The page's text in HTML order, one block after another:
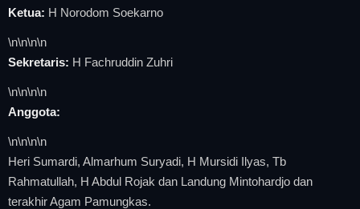
Ketua: H Norodom Soekarno
\n\n\n\n
Sekretaris: H Fachruddin Zuhri
\n\n\n\n
Anggota:
\n\n\n\n
Heri Sumardi, Almarhum Suryadi, H Mursidi Ilyas, Tb
Rahmatullah, H Abdul Rojak dan Landung Mintohardjo dan
terakhir Agam Pamungkas.